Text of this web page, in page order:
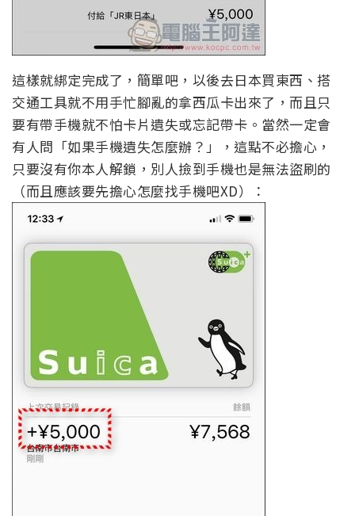
這樣就綁定完成了，簡單吧，以後去日本買東西、搭
交通工具就不用手忙腳亂的拿西瓜卡出來了，而且只
要有帶手機就不怕卡片遺失或忘記帶卡。當然一定會
有人問「如果手機遺失怎麼辦？」，這點不必擔心，
只要沒有你本人解鎖，別人撿到手機也是無法盜刷的
（而且應該要先擔心怎麼找手機吧XD）：